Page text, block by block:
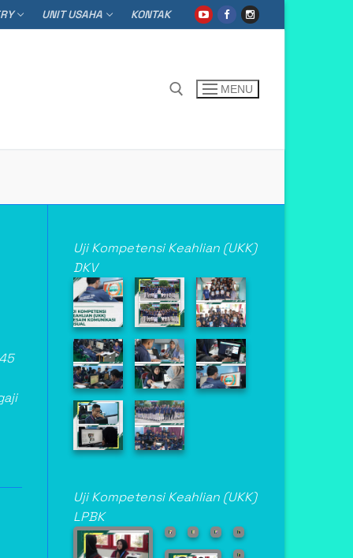
UNIT USAHA KONTAK
MENU
Uji Kompetensi Keahlian (UKK)
DKV
Uji Kompetensi Keahlian (UKK)
LPBK